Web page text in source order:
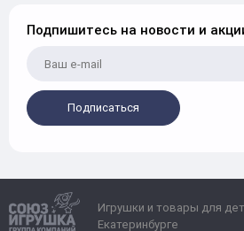
Подпишитесь на новости и
Подписаться
Игрушки и товары для
Екатеринбурге